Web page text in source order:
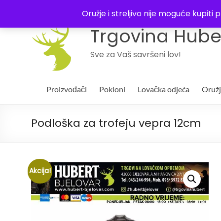
Oružje i streljivo nije moguće kupiti
Trgovina
Sve za Vaš savršeni lov!
Proizvođači Pokloni Lovačka odjeća
Podloška za trofeju vepra 12cm
Akcija!